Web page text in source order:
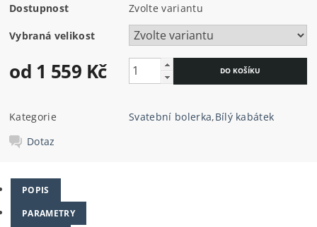
Dostupnost Zvolte variantu
Vybraná velikost
od 1 559 Kč
Kategorie Svatební bolerka,Bílý kabátek
Dotaz
POPIS
PARAMETRY